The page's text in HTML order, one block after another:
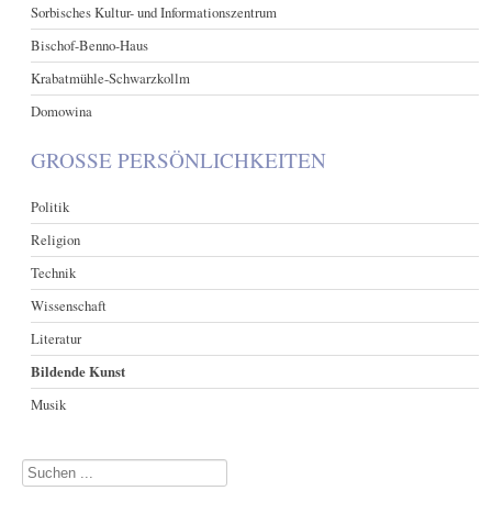
Sorbisches Kultur- und Informationszentrum
Bischof-Benno-Haus
Krabatmühle-Schwarzkollm
Domowina
GROSSE PERSÖNLICHKEITEN
Politik
Religion
Technik
Wissenschaft
Literatur
Bildende Kunst
Musik
Suchen